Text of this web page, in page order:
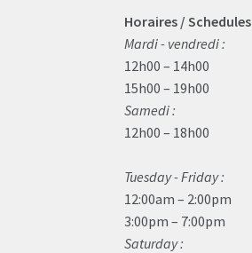
Horaires / Schedules
Mardi - vendredi :
12h00 – 14h00
15h00 – 19h00
Samedi :
12h00 – 18h00
Tuesday - Friday :
12:00am – 2:00pm
3:00pm – 7:00pm
Saturday :